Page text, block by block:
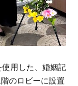
用した、婚姻記
のロビーに設置